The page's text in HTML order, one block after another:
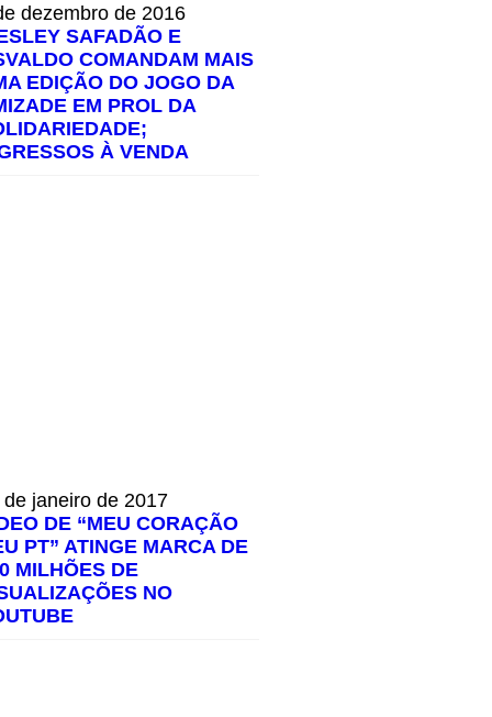
dezembro de 2016
SAFADÃO E
COMANDAM MAIS
EDIÇÃO DO JOGO DA
EM PROL DA
À VENDA
de janeiro de 2017
DE “MEU CORAÇÃO
PT” ATINGE MARCA DE
MILHÕES DE
NO